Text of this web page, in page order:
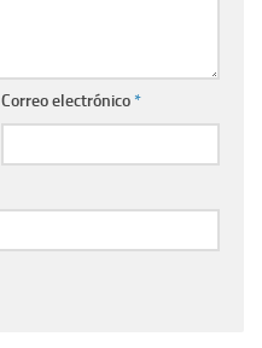
Correo electrónico*